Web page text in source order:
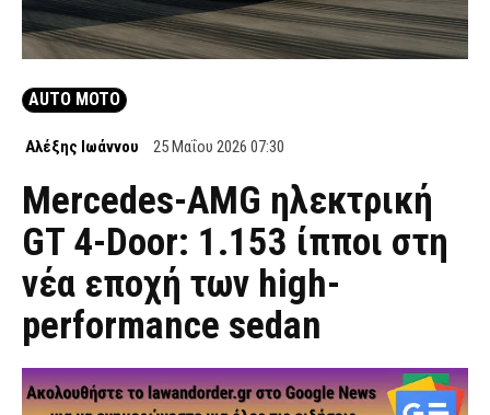
AUTO MOTO
Αλέξης Ιωάννου 25 Μαΐου 2026 07:30
Mercedes-AMG ηλεκτρική
GT 4-Door: 1.153 ίπποι στη
νέα εποχή των high-
performance sedan